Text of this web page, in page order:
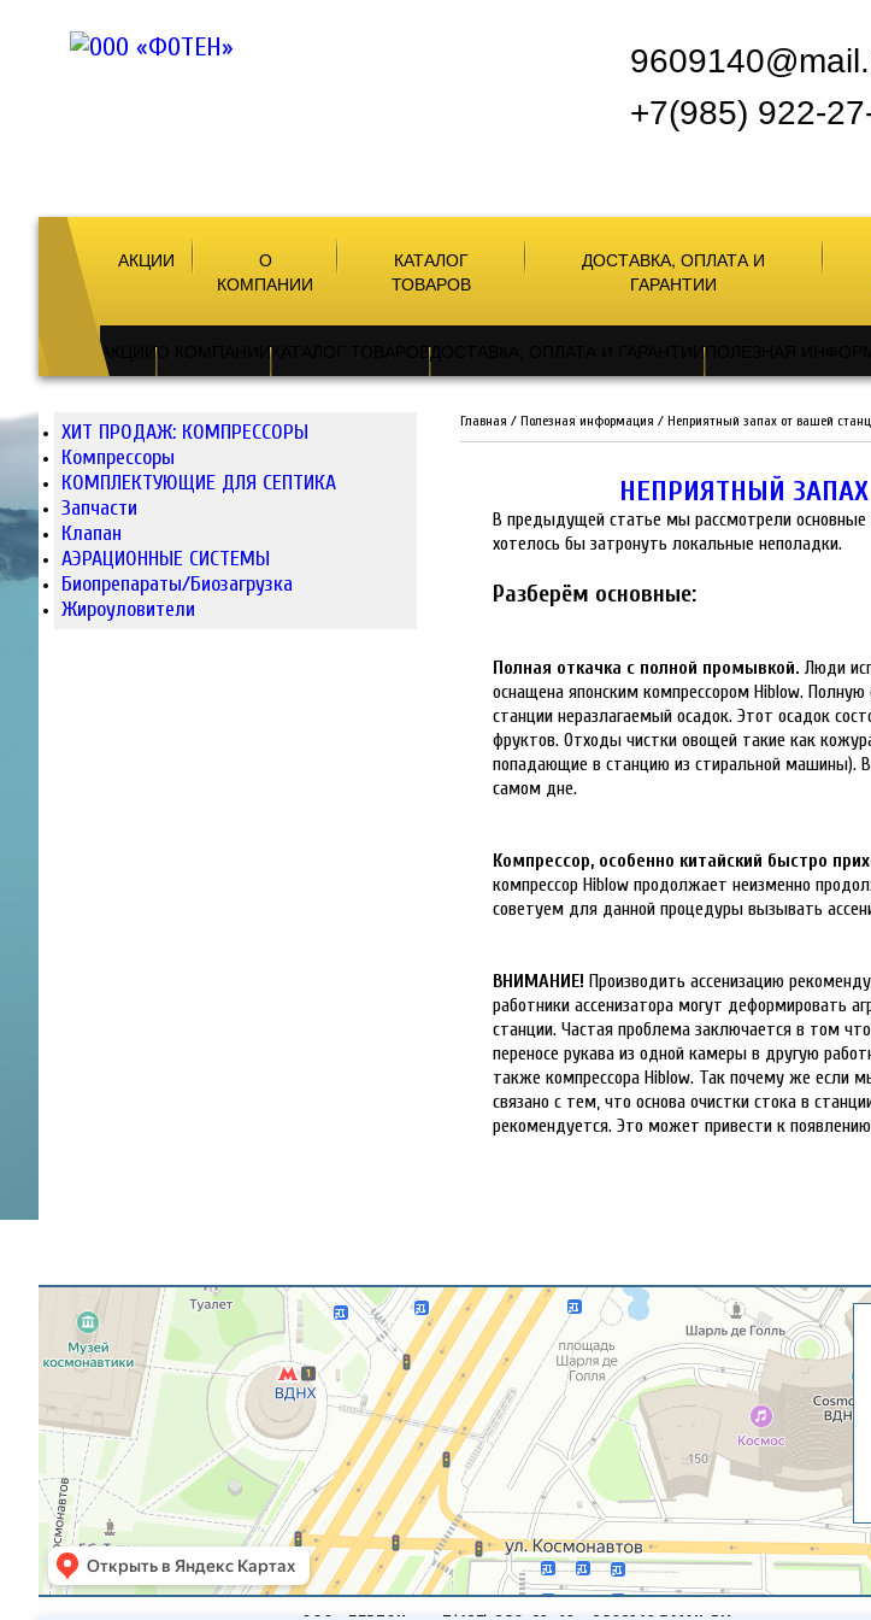
+7(985) 922-
АКЦИИ
О
КОМПАНИИ
КАТАЛОГ
ТОВАРОВ
ДОСТАВКА, ОПЛАТА И
ГАРАНТИИ
АКЦИИО КОМПАНИИКАТАЛОГ ТОВАРОВДОСТАВКА, ОПЛАТА И ГАРАНТИИПОЛЕЗНАЯ
ХИТ ПРОДАЖ: КОМПРЕССОРЫ
Компрессоры
КОМПЛЕКТУЮЩИЕ ДЛЯ СЕПТИКА
Запчасти
Клапан
АЭРАЦИОННЫЕ СИСТЕМЫ
Биопрепараты/Биозагрузка
Жироуловители
Главная /Полезная информация /Неприятный запах от вашей
НЕПРИЯТНЫЙ
В предыдущей статье мы рассмотрели основные
хотелось бы затронуть локальные неполадки.
Разберём основные:
Полная откачка с полной промывкой. Люди
оснащена японским компрессором Hiblow.
станции неразлагаемый осадок. Этот осадок
фруктов. Отходы чистки овощей такие как
попадающие в станцию из стиральной машины).
самом дне.
Компрессор, особенно китайский быстро
компрессор Hiblow продолжает неизменно
советуем для данной процедуры вызывать
ВНИМАНИЕ! Производить ассенизацию
работники ассенизатора могут деформировать
станции. Частая проблема заключается в том
переносе рукава из одной камеры в другую
также компрессора Hiblow. Так почему же если
связано с тем, что основа очистки стока в
рекомендуется. Это может привести к появлению